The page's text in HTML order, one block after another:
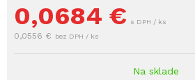
0,0684 € s DPH / ks
0,0556 € bez DPH / ks
Na sklade